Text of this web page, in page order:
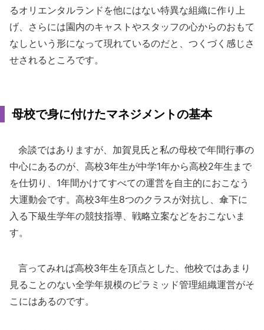
るオリエンタルランドを他にはない特異な組織に作り上
げ、さらには園内のキャストやスタッフの心からのおもて
なしという形になって現れているのだと、つくづく感じさ
せされるところです。
母校で身に付けたマネジメントの基本
余談ではありますが、加賀見氏と私の母校で年間行事の
中心にあるのが、高校3年生が中学1年から高校2年生まで
を仕切り、1年間かけてすべての運営を自主的におこなう
大運動会です。高校3年生8つのクラスが対抗し、傘下に
入る下級生学年の競技指導、戦略立案などをおこないま
す。
言ってみれば高校3年生を頂点とした、他校ではあまり
見ることのない全学年規模のピラミッド管理組織運営がそ
こにはあるのです。